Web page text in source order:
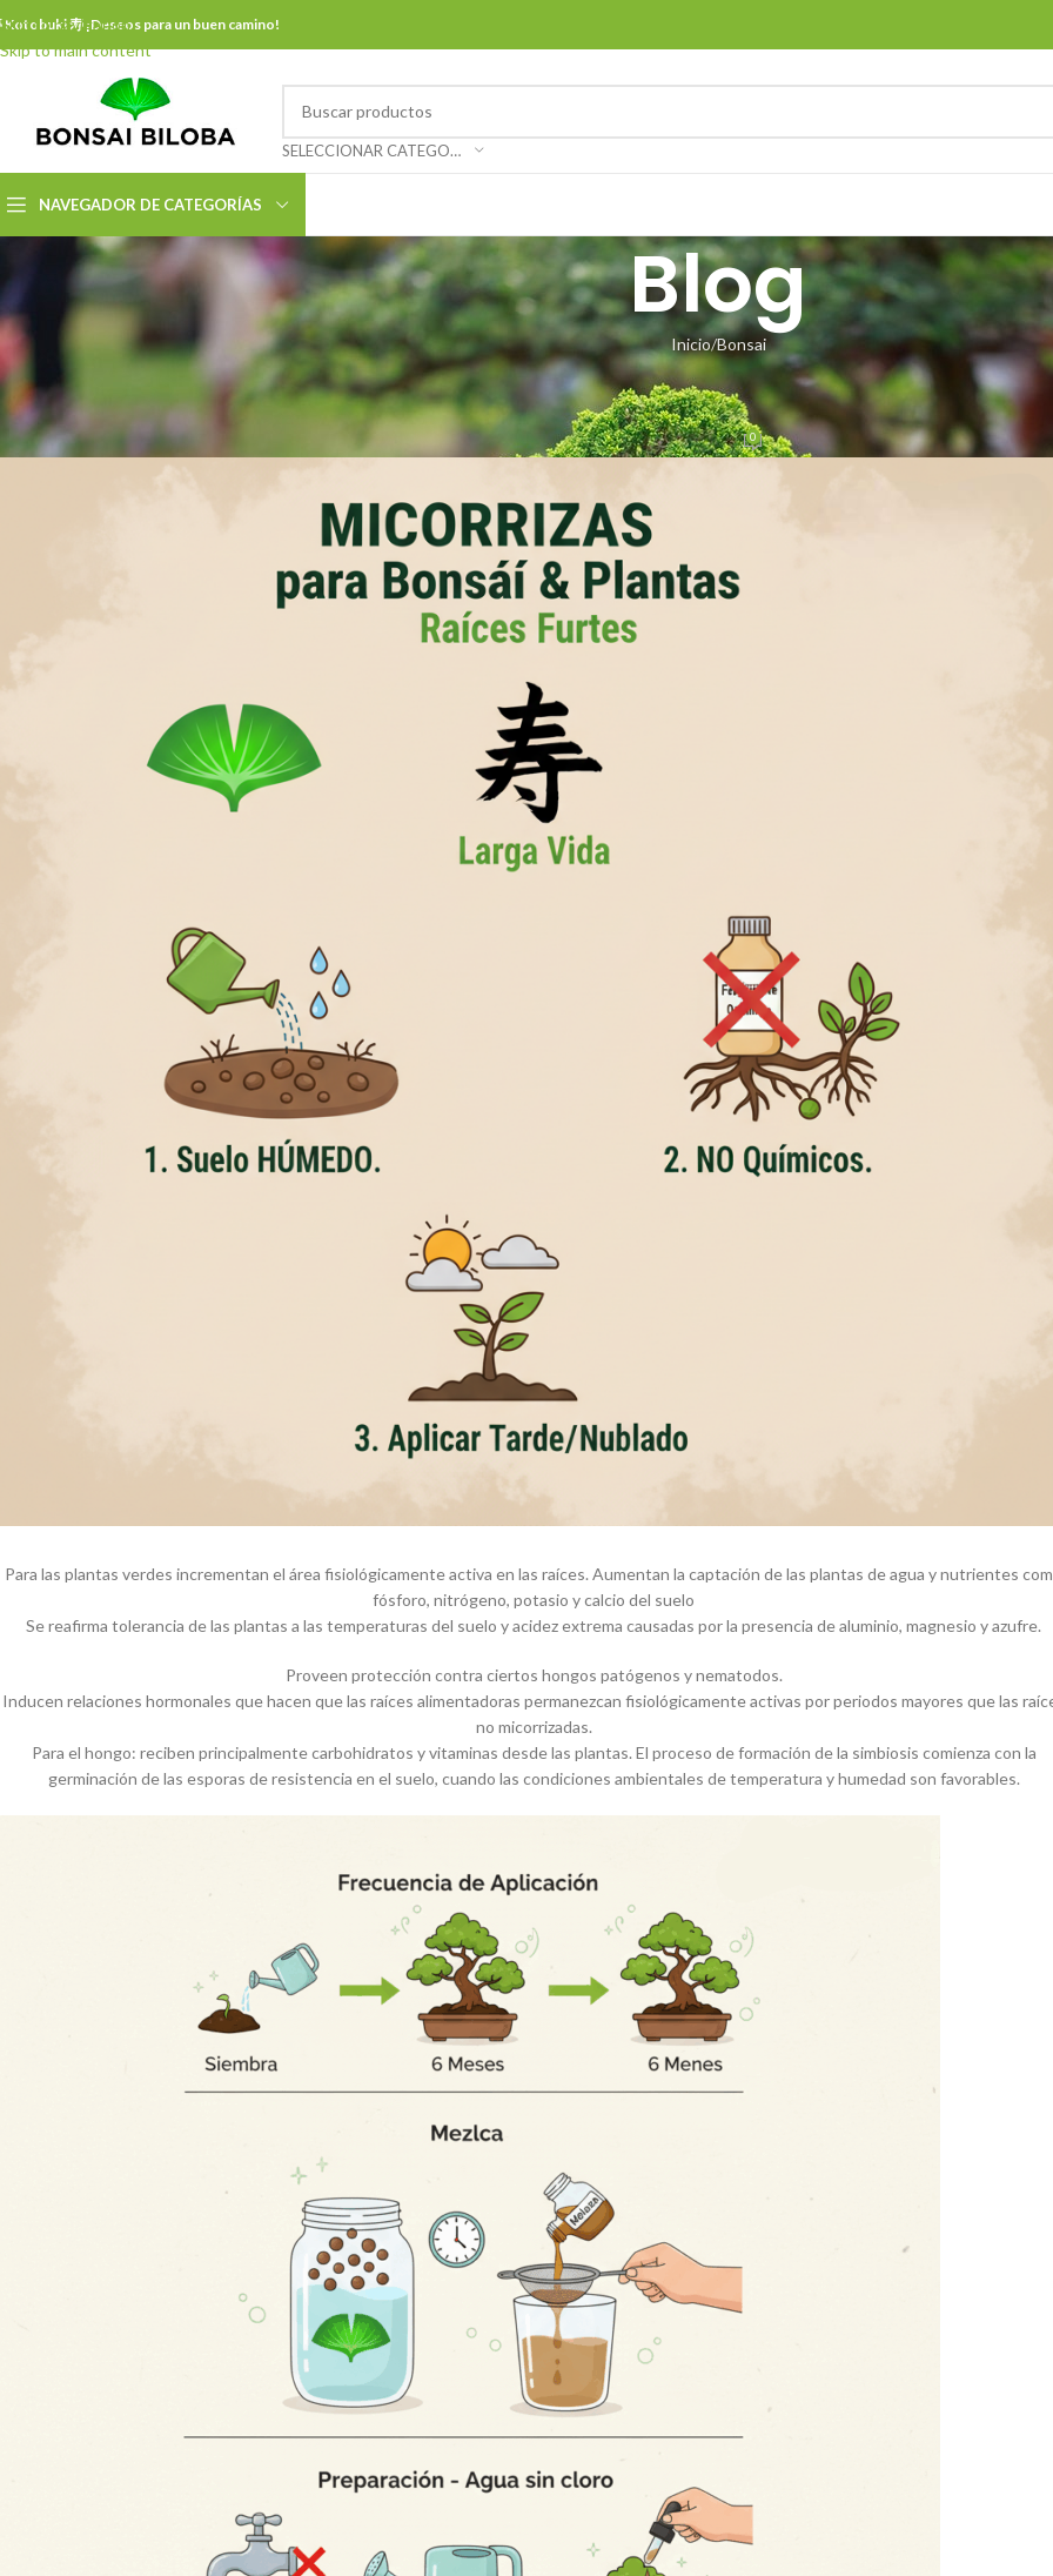
Skip to navigation
Skip to main content
Kotobuki 寿 ¡Deseos para un buen camino!
SELECCIONAR CATEGORÍA
NAVEGADOR DE CATEGORÍAS
Blog
Inicio Bonsai
BONSAI
MICORRIZAS: APLICACIÓN DE HONGOS BENEFICOS
Publicado por Activado 11 noviembre, 2025 0
Para las plantas verdes incrementan el área fisiológicamente activa en las raíces. Aumentan la captación de las plantas de agua y nutrientes
fósforo, nitrógeno, potasio y calcio del suelo
Se reafirma tolerancia de las plantas a las temperaturas del suelo y acidez extrema causadas por la presencia de aluminio, magnesio y azufre.
Proveen protección contra ciertos hongos patógenos y nematodos.
Inducen relaciones hormonales que hacen que las raíces alimentadoras permanezcan fisiológicamente activas por periodos mayores que las
no micorrizadas.
Para el hongo: reciben principalmente carbohidratos y vitaminas desde las plantas. El proceso de formación de la simbiosis comienza con la
germinación de las esporas de resistencia en el suelo, cuando las condiciones ambientales de temperatura y humedad son favorables.